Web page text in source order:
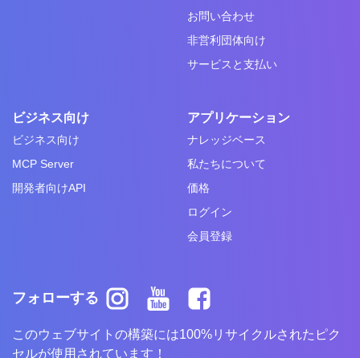
お問い合わせ
非営利団体向け
サービスと支払い
ビジネス向け
ビジネス向け
MCP Server
開発者向けAPI
アプリケーション
ナレッジベース
私たちについて
価格
ログイン
会員登録
フォローする
このウェブサイトの構築には100%リサイクルされたピク
セルが使用されています！